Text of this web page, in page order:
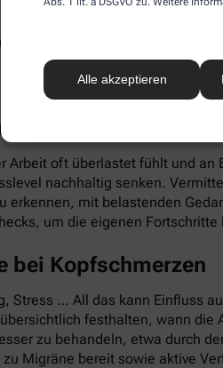
Alle akzeptieren
Rezepte ganz einfach digital
Stress & Burnout
Arbeit oft überlastet fühlt und
nachhaltig senken.
erkennen, mit belastenden
um die eigenen
bei Kopfschmerzen
Stress … All das kann Einfluss
festhalten, wann
zu behandeln, etwa durch
Migräne bereit sowie aktive